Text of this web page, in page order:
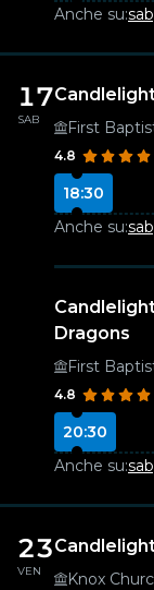
Anche su:
17
SAB First
4.8
18:30
Anche su:
Dragons
First
4.8
20:30
Anche su:
23
VEN Knox